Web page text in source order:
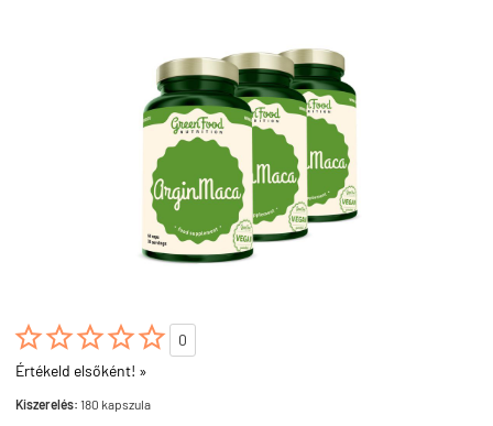

0
Értékeld elsőként! »
Kiszerelés: 180 kapszula